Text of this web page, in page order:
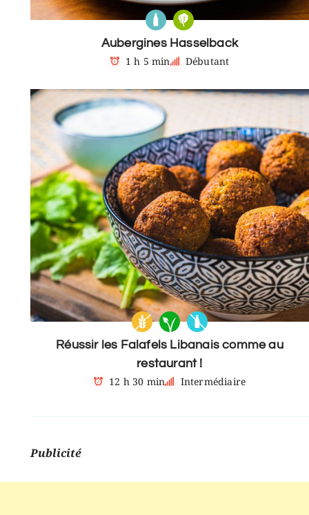
Aubergines Hasselback
1 h 5 min
Débutant
Réussir les Falafels Libanais comme au
restaurant !
12 h 30 min
Intermédiaire
Publicité